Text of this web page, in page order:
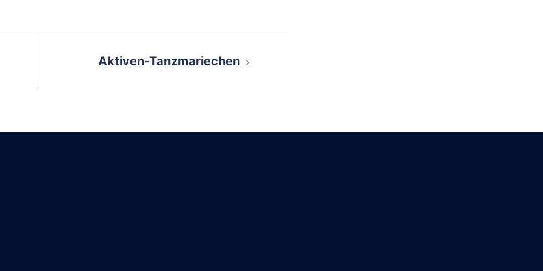
Aktiven-Tanzmariechen